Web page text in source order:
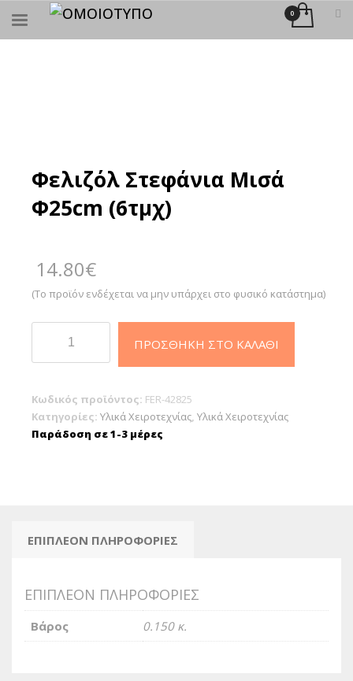
ΑΝΑΖΉΤΗΣΗ
Φελιζόλ Στεφάνια Μισά
Φ25cm (6τμχ)
14.80€
(Το προϊόν ενδέχεται να μην υπάρχει στο φυσικό κατάστημα)
Στεφάνια
(6τμχ)
ποσότητα
ΠΡΟΣΘΉΚΗ ΣΤΟ ΚΑΛΆΘΙ
Κωδικός προϊόντος: FER-42825
Κατηγορίες: Υλικά Χειροτεχνίας, Υλικά Χειροτεχνίας
Παράδοση σε 1-3 μέρες
ΕΠΙΠΛΈΟΝ ΠΛΗΡΟΦΟΡΊΕΣ
ΕΠΙΠΛΈΟΝ ΠΛΗΡΟΦΟΡΊΕΣ
Βάρος 0.150 κ.